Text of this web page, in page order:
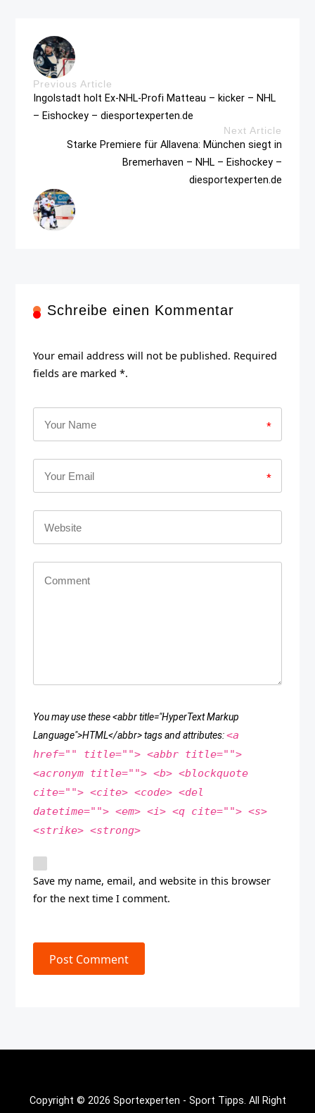
Previous Article
Ingolstadt holt Ex-NHL-Profi Matteau – kicker – NHL
– Eishockey – diesportexperten.de
Next Article
Starke Premiere für Allavena: München siegt in
Bremerhaven – NHL – Eishockey –
diesportexperten.de
Schreibe einen Kommentar
Your email address will not be published. Required
fields are marked *.
*
*
You may use these <abbr title="HyperText Markup
Language">HTML</abbr> tags and attributes:<a
href="" title=""> <abbr title="">
<acronym title=""> <b> <blockquote
cite=""> <cite> <code> <del
datetime=""> <em> <i> <q cite=""> <s>
<strike> <strong>
Save my name, email, and website in this browser
for the next time I comment.
Post Comment
Copyright © 2026 Sportexperten - Sport Tipps. All Right